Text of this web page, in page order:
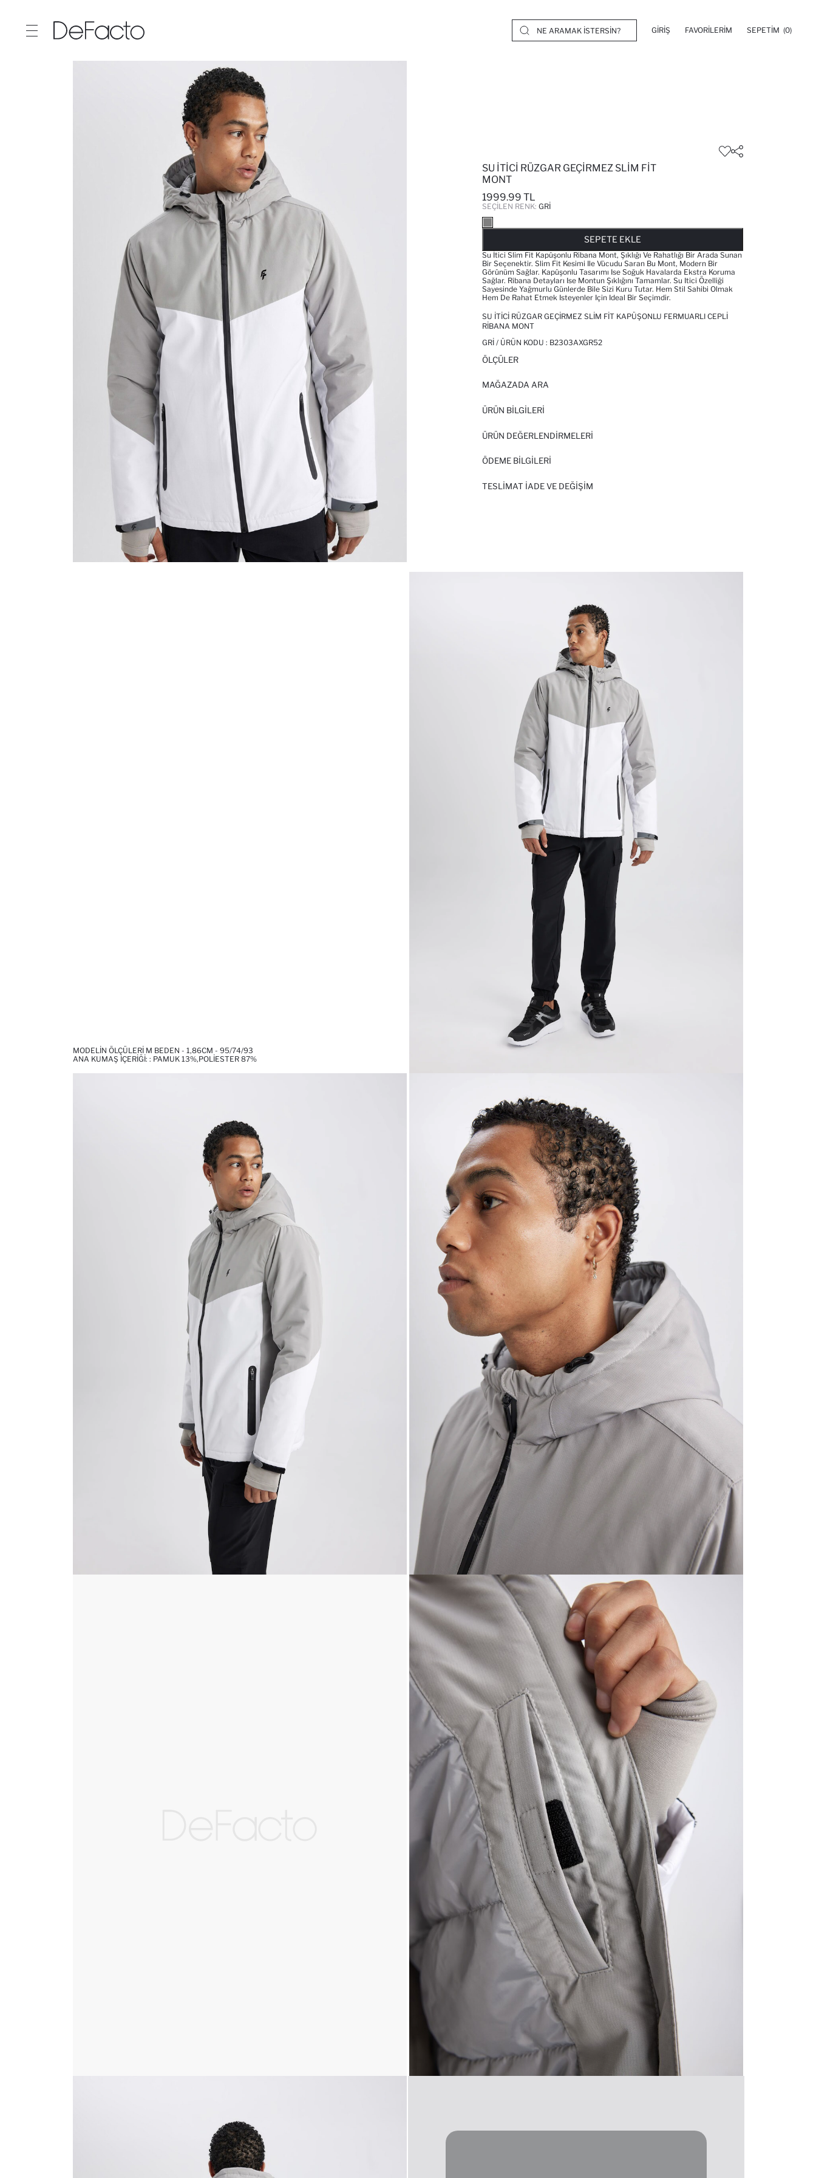
GIRIŞ FAVORILERIM SEPETIM (0)
SU İTICI RÜZGAR GEÇIRMEZ SLIM FIT
MONT
1999.99 TL
SEÇILEN RENK: GRI
SEPETE EKLE
Su İtici Slim Fit Kapüşonlu Ribana Mont, Şıklığı Ve Rahatlığı Bir Arada Sunan
Bir Seçenektir. Slim Fit Kesimi Ile Vücudu Saran Bu Mont, Modern Bir
Görünüm Sağlar. Kapüşonlu Tasarımı Ise Soğuk Havalarda Ekstra Koruma
Sağlar. Ribana Detayları Ise Montun Şıklığını Tamamlar. Su Itici Özelliği
Sayesinde Yağmurlu Günlerde Bile Sizi Kuru Tutar. Hem Stil Sahibi Olmak
Hem De Rahat Etmek Isteyenler Için Ideal Bir Seçimdir.
SU İTICI RÜZGAR GEÇIRMEZ SLIM FIT KAPÜŞONLU FERMUARLI CEPLI
RIBANA MONT
GRI / ÜRÜN KODU : B2303AXGR52
ÖLÇÜLER
MAĞAZADA ARA
ÜRÜN BILGILERI
ÜRÜN DEĞERLENDİRMELERİ
ÖDEME BİLGİLERİ
TESLIMAT İADE VE DEĞIŞIM
MODELIN ÖLÇÜLERI M BEDEN - 1,86CM - 95/74/93
ANA KUMAŞ İÇERIĞI: : PAMUK 13%,POLIESTER 87%